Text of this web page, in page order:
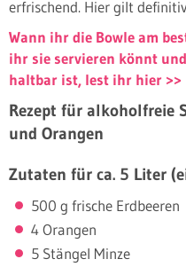
erfrischend. Hier gilt
Wann ihr die Bowle am
ihr sie servieren könnt
haltbar ist, lest ihr hier >>
Rezept für alkoholfreie
und Orangen
Zutaten für ca. 5 Liter
500 g frische Erdbeeren
4 Orangen
5 Stängel Minze